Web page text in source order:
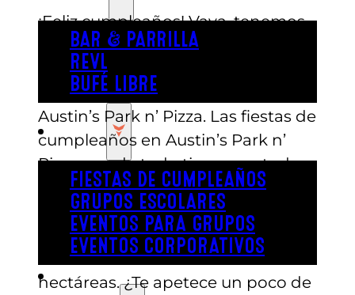
BAR & PARRILLA
REVL
BUFÉ LIBRE
FIESTA
FIESTAS DE CUMPLEAÑOS
GRUPOS ESCOLARES
EVENTOS PARA GRUPOS
EVENTOS CORPORATIVOS
REVL
¡Feliz cumpleaños! Vaya, tenemos
el lugar perfecto para ti. Celebra
otra vuelta al sol organizando tu
próxima fiesta de cumpleaños en
Austin’s Park n’ Pizza. Las fiestas de
cumpleaños en Austin’s Park n’
Pizza son de todo tipo, pero todas
tienen algo en común: será un
cumpleaños que tú y tus invitados
nunca olvidaréis. Ven a disfrutar de
un día de diversión en más de 32
hectáreas. ¿Te apetece un poco de